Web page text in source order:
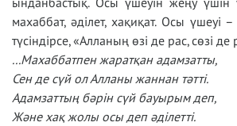
ынданбастық. Осы үшеуін жеңу
махаббат, әділет, хақиқат. Осы үшеуі
түсіндірсе, «Алланың өзі де рас, сөзі
...Махаббатпен жаратқан адамзатты,
Сен де сүй ол Алланы жаннан тәтті.
Адамзаттың бәрін сүй бауырым деп,
Және хақ жолы осы деп әділетті.